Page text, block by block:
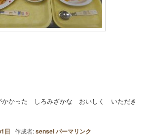
かかった しろみざかな おいしく いただき
日 作成者:senseiパーマリンク